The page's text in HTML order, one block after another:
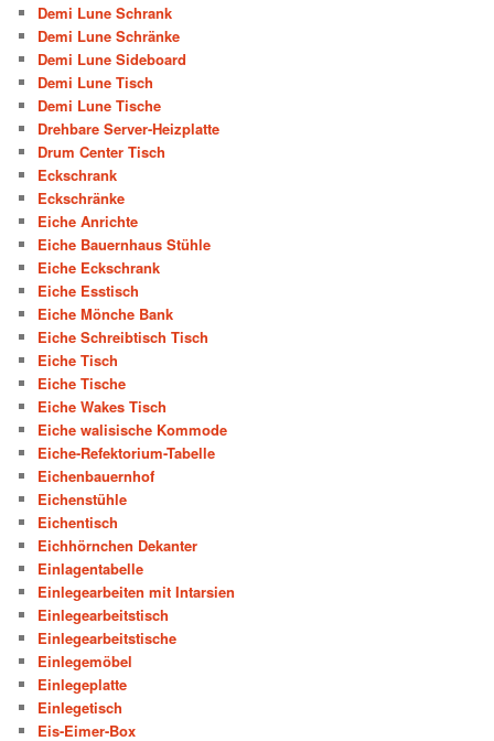
Demi Lune Schrank
Demi Lune Schränke
Demi Lune Sideboard
Demi Lune Tisch
Demi Lune Tische
Drehbare Server-Heizplatte
Drum Center Tisch
Eckschrank
Eckschränke
Eiche Anrichte
Eiche Bauernhaus Stühle
Eiche Eckschrank
Eiche Esstisch
Eiche Mönche Bank
Eiche Schreibtisch Tisch
Eiche Tisch
Eiche Tische
Eiche Wakes Tisch
Eiche walisische Kommode
Eiche-Refektorium-Tabelle
Eichenbauernhof
Eichenstühle
Eichentisch
Eichhörnchen Dekanter
Einlagentabelle
Einlegearbeiten mit Intarsien
Einlegearbeitstisch
Einlegearbeitstische
Einlegemöbel
Einlegeplatte
Einlegetisch
Eis-Eimer-Box